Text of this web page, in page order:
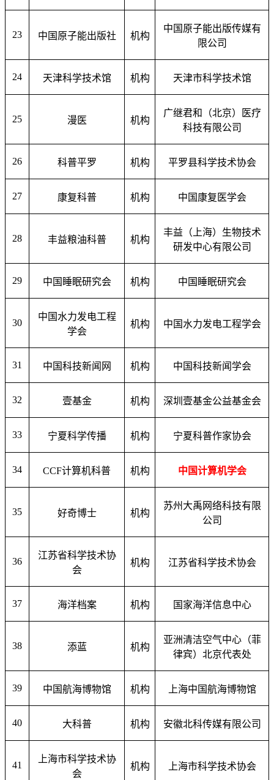
23 中国原子能出版社 机构
中国原子能出版传媒有
限公司
24 天津科学技术馆 机构 天津市科学技术馆
25 漫医 机构
广继君和（北京）医疗
科技有限公司
26 科普平罗 机构 平罗县科学技术协会
27 康复科普 机构 中国康复医学会
28 丰益粮油科普 机构
丰益（上海）生物技术
研发中心有限公司
29 中国睡眠研究会 机构 中国睡眠研究会
30
中国水力发电工程
学会
机构 中国水力发电工程学会
31 中国科技新闻网 机构 中国科技新闻学会
32 壹基金 机构 深圳壹基金公益基金会
33 宁夏科学传播 机构 宁夏科普作家协会
34 CCF计算机科普 机构 中国计算机学会
35 好奇博士 机构
苏州大禹网络科技有限
公司
36
江苏省科学技术协
会
机构 江苏省科学技术协会
37 海洋档案 机构 国家海洋信息中心
38 添蓝 机构
亚洲清洁空气中心（菲
律宾）北京代表处
39 中国航海博物馆 机构 上海中国航海博物馆
40 大科普 机构 安徽北科传媒有限公司
41
上海市科学技术协
会
机构 上海市科学技术协会